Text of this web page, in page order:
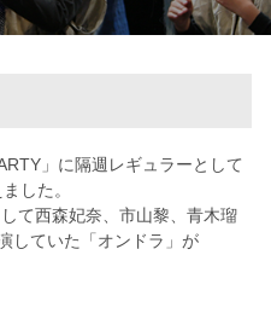
」に隔週レギュラーとして
した。
て西森妃奈、市山黎、青木瑠
していた「オンドラ」が